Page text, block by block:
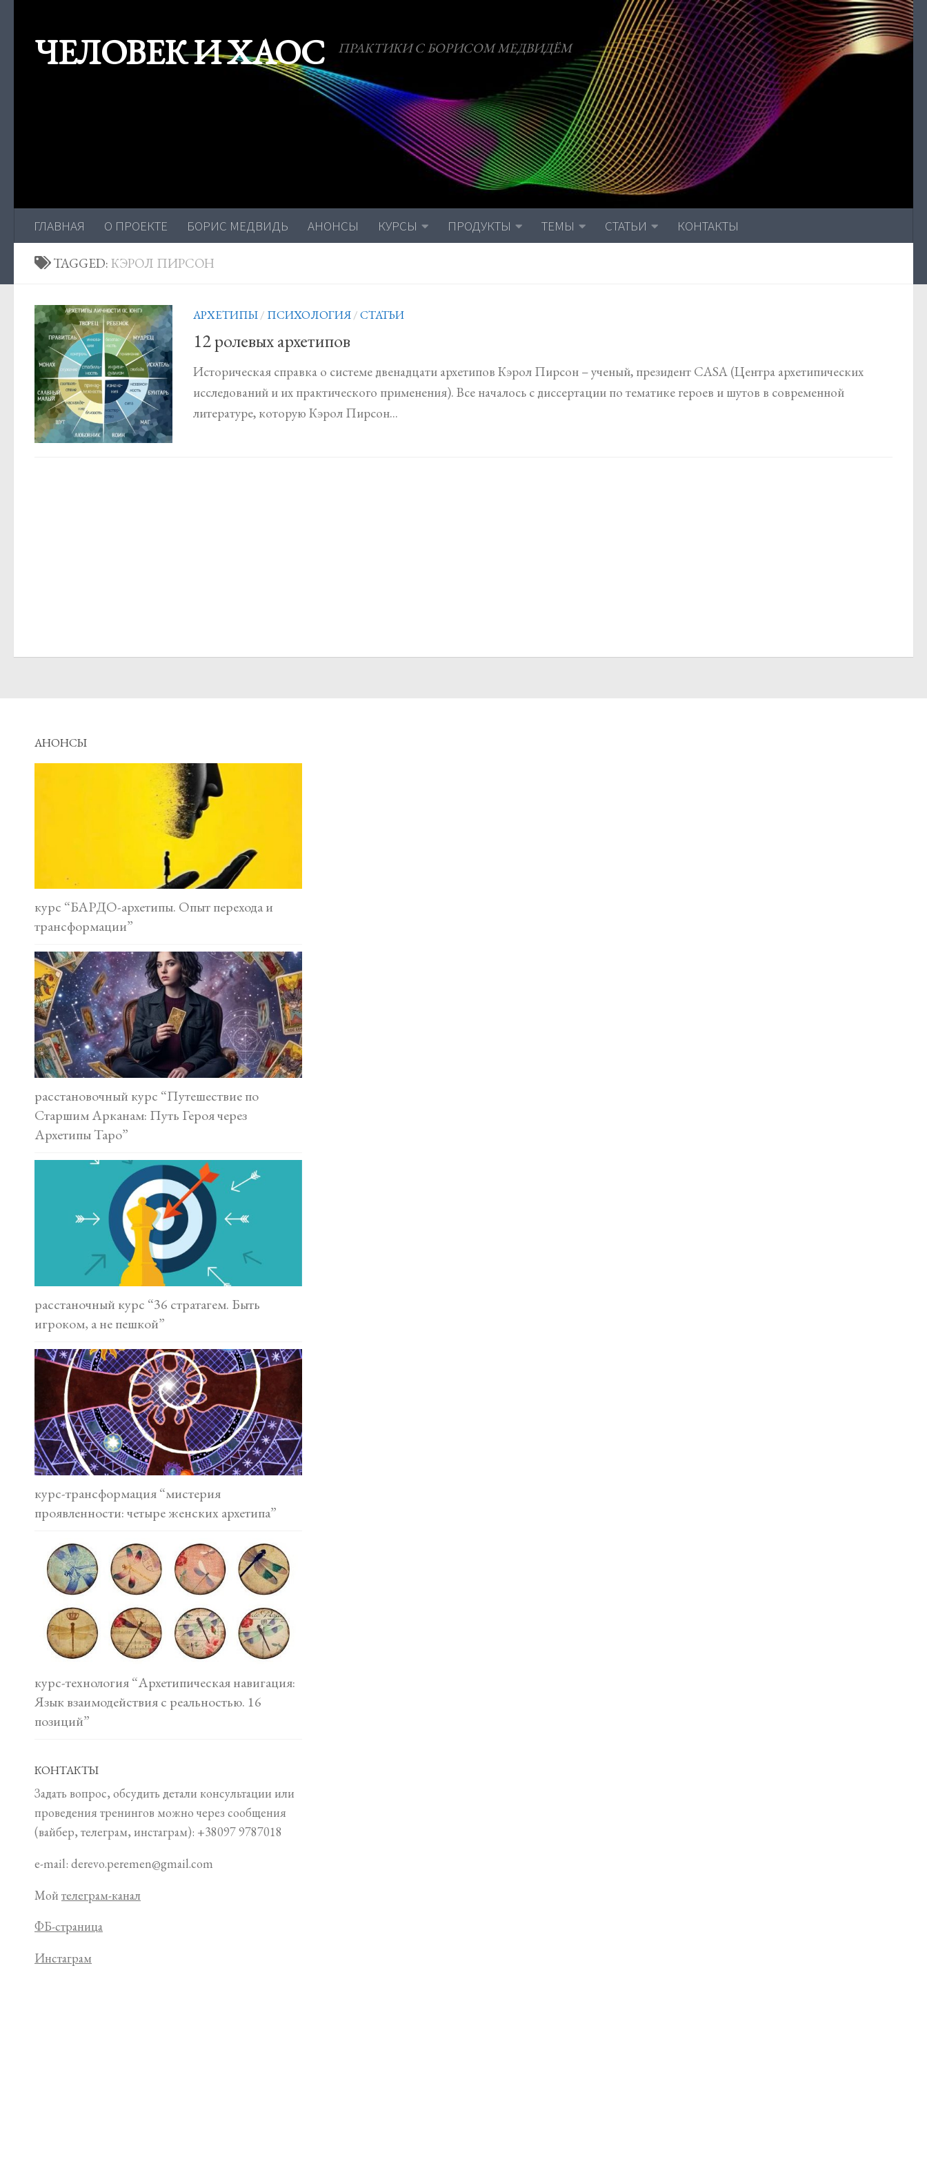
ЧЕЛОВЕК И ХАОС ПРАКТИКИ С БОРИСОМ МЕДВИДЁМ
ГЛАВНАЯ О ПРОЕКТЕ БОРИС МЕДВИДЬ АНОНСЫ КУРСЫ ПРОДУКТЫ ТЕМЫ СТАТЬИ КОНТАКТЫ
TAGGED:КЭРОЛ ПИРСОН
АРХЕТИПЫ/ ПСИХОЛОГИЯ/СТАТЬИ
12 ролевых архетипов
Историческая справка о системе двенадцати архетипов Кэрол Пирсон – ученый, президент CASA (Центра архетипических
исследований и их практического применения). Все началось с диссертации по тематике героев и шутов в современной
литературе, которую Кэрол Пирсон...
АНОНСЫ
курс “БАРДО-архетипы. Опыт перехода и
трансформации”
расстановочный курс “Путешествие по
Старшим Арканам: Путь Героя через
Архетипы Таро”
расстаночный курс “36 стратагем. Быть
игроком, а не пешкой”
курс-трансформация “мистерия
проявленности: четыре женских архетипа”
курс-технология “Архетипическая навигация:
Язык взаимодействия с реальностью. 16
позиций”
КОНТАКТЫ
Задать вопрос, обсудить детали консультации или
проведения тренингов можно через сообщения
(вайбер, телеграм, инстаграм): +38097 9787018
e-mail: derevo.peremen@gmail.com
Мой телеграм-канал
ФБ-страница
Инстаграм